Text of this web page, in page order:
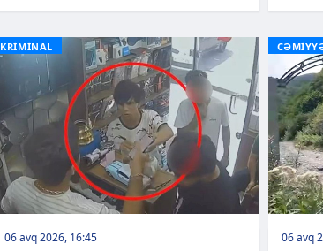
KRİMİNAL
06 avq 2026, 16:45 06 avq